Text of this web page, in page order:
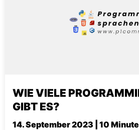
WIE VIELE
GIBT ES?
14. September 2023 | 10